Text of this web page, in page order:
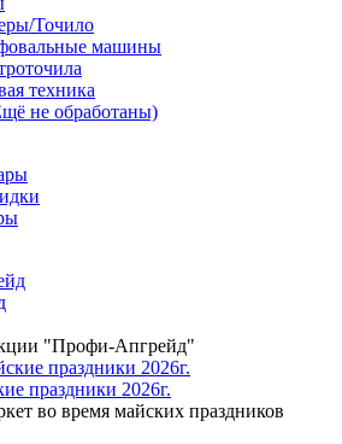
Точило
машины
техника
не обработаны)
"Профи-Апгрейд"
праздники 2026г.
во время майских праздников